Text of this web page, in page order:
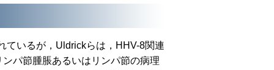
ているが，Uldrickらは，HHV-8関連
パ節腫脹あるいはリンパ節の病理